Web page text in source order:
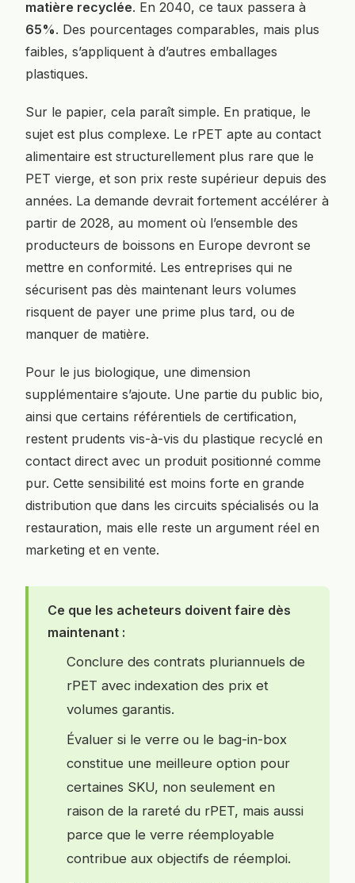
matière recyclée. En 2040, ce taux passera à
65%. Des pourcentages comparables, mais plus
faibles, s’appliquent à d’autres emballages
plastiques.
Sur le papier, cela paraît simple. En pratique, le
sujet est plus complexe. Le rPET apte au contact
alimentaire est structurellement plus rare que le
PET vierge, et son prix reste supérieur depuis des
années. La demande devrait fortement accélérer à
partir de 2028, au moment où l’ensemble des
producteurs de boissons en Europe devront se
mettre en conformité. Les entreprises qui ne
sécurisent pas dès maintenant leurs volumes
risquent de payer une prime plus tard, ou de
manquer de matière.
Pour le jus biologique, une dimension
supplémentaire s’ajoute. Une partie du public bio,
ainsi que certains référentiels de certification,
restent prudents vis-à-vis du plastique recyclé en
contact direct avec un produit positionné comme
pur. Cette sensibilité est moins forte en grande
distribution que dans les circuits spécialisés ou la
restauration, mais elle reste un argument réel en
marketing et en vente.
Ce que les acheteurs doivent faire dès
maintenant :
Conclure des contrats pluriannuels de
rPET avec indexation des prix et
volumes garantis.
Évaluer si le verre ou le bag-in-box
constitue une meilleure option pour
certaines SKU, non seulement en
raison de la rareté du rPET, mais aussi
parce que le verre réemployable
contribue aux objectifs de réemploi.